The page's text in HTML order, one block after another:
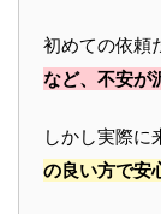
初めての依頼
など、不安が
しかし実際に
の良い方で安